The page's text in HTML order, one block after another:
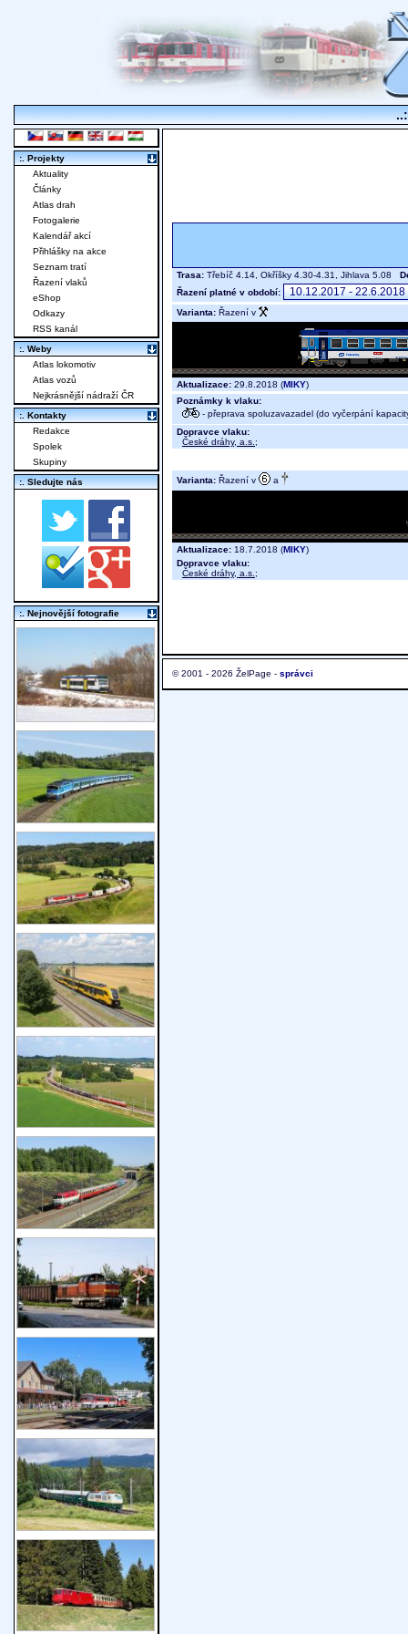
Trasa: Třebíč 4.14, Okříšky 4.30-4.31, Jihlava 5.08
Řazení platné v období:
Varianta: Řazení v
Aktualizace: 29.8.2018 (MIKY)
Poznámky k vlaku:
- přeprava spoluzavazadel (do vyčerpání
Dopravce vlaku:
České dráhy, a.s. ;
Varianta: Řazení v a
Aktualizace: 18.7.2018 (MIKY)
Dopravce vlaku:
České dráhy, a.s. ;
© 2001 - 2026 ŽelPage - správci
:. Projekty
Aktuality
Články
Atlas drah
Fotogalerie
Kalendář akcí
Přihlášky na akce
Seznam tratí
Řazení vlaků
eShop
Odkazy
RSS kanál
:. Weby
Atlas lokomotiv
Atlas vozů
Nejkrásnější nádraží ČR
:. Kontakty
Redakce
Spolek
Skupiny
:. Sledujte nás
:. Nejnovější fotografie